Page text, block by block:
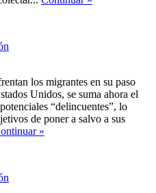
los migrantes en su paso
Unidos, se suma ahora el
“delincuentes”, lo
de poner a salvo a sus
»